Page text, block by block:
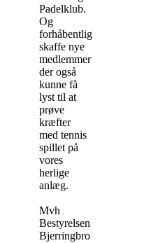
Padelklub.
Og
forhåbentlig
skaffe nye
medlemmer
der også
kunne få
lyst til at
prøve
kræfter
med tennis
spillet på
vores
herlige
anlæg.
Mvh
Bestyrelsen
Bjerringbro